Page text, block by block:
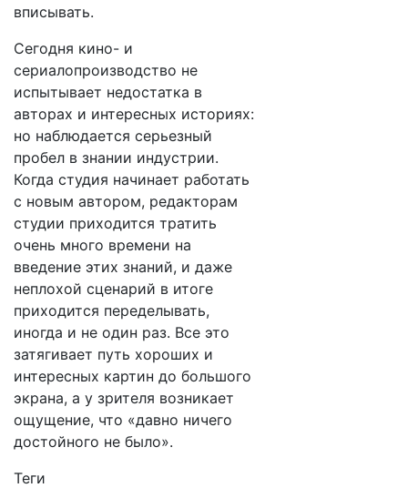
вписывать.
Сегодня кино- и
сериалопроизводство не
испытывает недостатка в
авторах и интересных историях:
но наблюдается серьезный
пробел в знании индустрии.
Когда студия начинает работать
с новым автором, редакторам
студии приходится тратить
очень много времени на
введение этих знаний, и даже
неплохой сценарий в итоге
приходится переделывать,
иногда и не один раз. Все это
затягивает путь хороших и
интересных картин до большого
экрана, а у зрителя возникает
ощущение, что «давно ничего
достойного не было».
Теги